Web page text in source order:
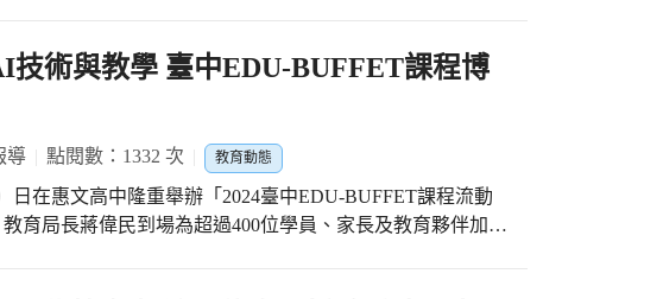
中心，在山、海、屯、中各區亦設置2座自造教育及科技中
培育科技教育種子師資，辦理推廣科技教育及寒暑假課程
能與學生科技實作，以提升新課綱科技領域課程成效。
，家庭教育諮詢委員提供了許多協助，共同推動家庭教育
在臺中」為目標；家庭教育諮詢委員來自學者專家、家庭
提供有關家庭教育政策、法規興革、推展策略等事項之意
助提高本市推展家庭教育執行成效。 教育局也指出，家庭
不錯的成效，包括自112年起，首創每年暑假與本市三大親
親子共學活動，包括MITSUI OUTLET PARK台中港、
MALL，並規劃觀光工廠系列親職教育活動，讓暑假
技術與教學 臺中EDU-BUFFET課程博
導 點閱數：1332 次 教育動態
日在惠文高中隆重舉辦「2024臺中EDU-BUFFET課程流動
育局長蔣偉民到場為超過400位學員、家長及教育夥伴加油